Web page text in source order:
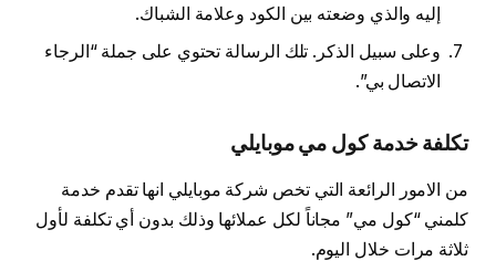
إليه والذي وضعته بين الكود وعلامة الشباك.
وعلى سبيل الذكر. تلك الرسالة تحتوي على جملة “الرجاء
الاتصال بي”.
تكلفة خدمة كول مي موبايلي
من الامور الرائعة التي تخص شركة موبايلي انها تقدم خدمة
كلمني “كول مي” مجاناً لكل عملائها وذلك بدون أي تكلفة لأول
ثلاثة مرات خلال اليوم.